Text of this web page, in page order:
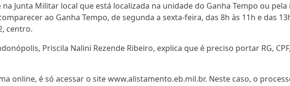
Junta Militar local que está localizada na unidade do Ganha Tempo ou
ao Ganha Tempo, de segunda a sexta-feira, das 8h às 11h e das
centro.
Priscila Nalini Rezende Ribeiro, explica que é preciso portar RG,
online, é só acessar o site www.alistamento.eb.mil.br. Neste caso, o